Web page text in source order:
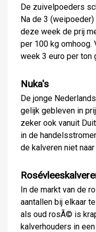
De zuivelpoeders
Na de 3
deze week de prij
per 100 kg omhoog.
week 3 euro per ton
Nuka's
De jonge
gelijk gebleven in
zeker ook vanuit
in de
de kalveren niet
In de markt van de
aantallen bij elkaar
als oud rosÃ© is
kalverhouders in